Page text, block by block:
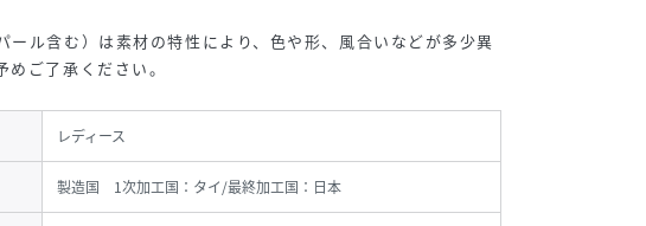
ール含む）は素材の特性により、色や形、風合いなどが多少異
めご了承ください。
レディース
製造国 1次加工国：タイ/最終加工国：日本